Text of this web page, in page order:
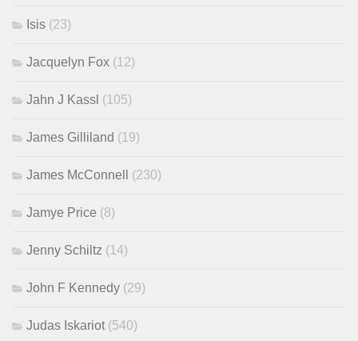
Isis (23)
Jacquelyn Fox (12)
Jahn J Kassl (105)
James Gilliland (19)
James McConnell (230)
Jamye Price (8)
Jenny Schiltz (14)
John F Kennedy (29)
Judas Iskariot (540)